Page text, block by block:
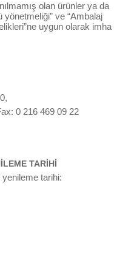
olan ürünler ya da
yönetmeliği” ve “Ambalaj
uygun olarak imha
0 216 469 09 22
TARİHİ
tarihi: